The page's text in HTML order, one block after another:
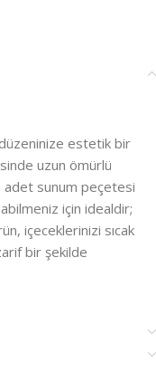
estetik bir
uzun ömürlü
adet sunum peçetesi
için idealdir;
içeceklerinizi sıcak
bir şekilde